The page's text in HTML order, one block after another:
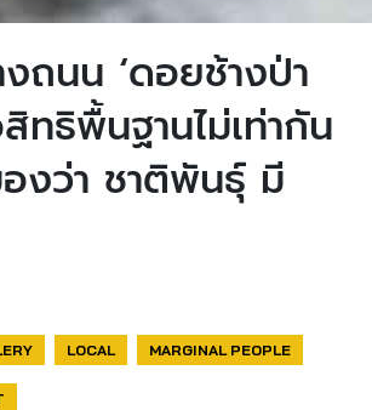
ถนน ‘ดอยช้างป่า
ทธิพื้นฐานไม่เท่ากัน
งว่า ชาติพันธุ์ มี
LOCAL MARGINAL PEOPLE